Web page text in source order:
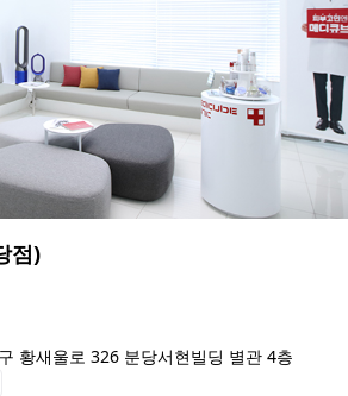
점)
황새울로 326 분당서현빌딩 별관 4층